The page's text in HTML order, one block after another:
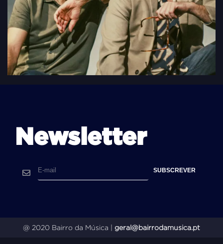
Newsletter
@ 2020 Bairro da Música | geral@bairrodamusica.pt